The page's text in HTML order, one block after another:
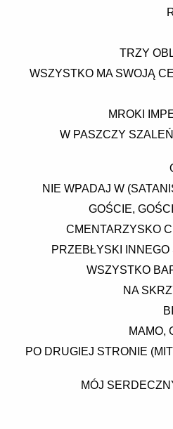
TRZY
WSZYSTKO MA SWOJĄ
MROKI
W PASZCZY
NIE WPADAJ W
GOŚCIE,
CMENTARZYSKO
PRZEBŁYSKI
WSZYSTKO
NA
MAMO,
PO DRUGIEJ STRONIE
MÓJ